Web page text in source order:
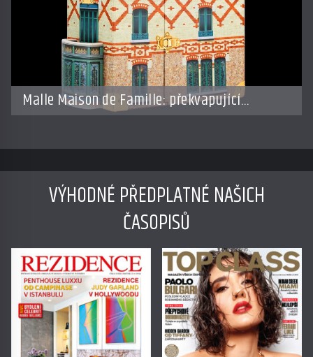
Malle Maison de Famille: překvapující
doplněk od LV
VÝHODNÉ PŘEDPLATNÉ NAŠICH
ČASOPISŮ